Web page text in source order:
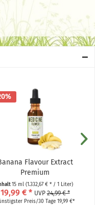
Flavour Extract
Premium
15 ml (1.332,67 € * / 1 Liter)
19,99 € * UVP24,99 € *
Preis/30 Tage 19,99 €*